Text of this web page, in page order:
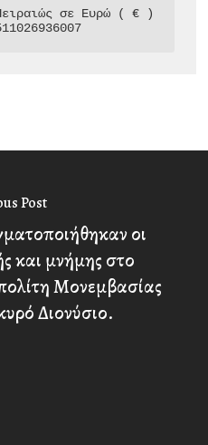
σε Ευρώ ( € )
Post
οι
και μνήμης στο
Μονεμβασίας
Διονύσιο.